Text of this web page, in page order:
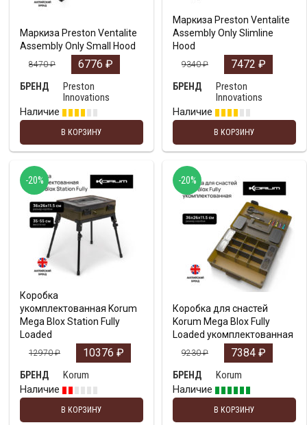
Маркиза Preston Ventalite
Assembly Only Small Hood
8470₽ 6776 ₽
БРЕНД
Preston
Innovations
Наличие
В КОРЗИНУ
Маркиза Preston Ventalite
Assembly Only Slimline
Hood
9340₽ 7472 ₽
БРЕНД
Preston
Innovations
Наличие
В КОРЗИНУ
Коробка
укомплектованная Korum
Mega Blox Station Fully
Loaded
12970₽ 10376 ₽
БРЕНД
Korum
Наличие
В КОРЗИНУ
-20%
Коробка для снастей
Korum Mega Blox Fully
Loaded укомплектованная
9230₽ 7384 ₽
БРЕНД
Korum
Наличие
В КОРЗИНУ
-20%